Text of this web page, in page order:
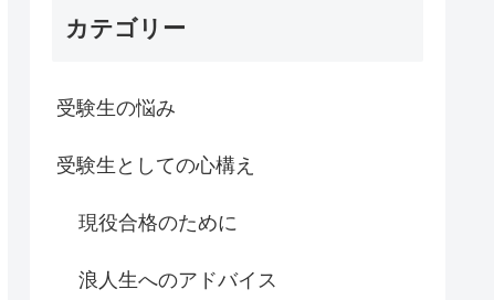
カテゴリー
受験生の悩み
受験生としての心構え
現役合格のために
浪人生へのアドバイス